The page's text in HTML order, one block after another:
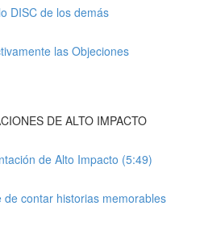
DISC de los demás
las Objeciones
DE ALTO IMPACTO
de Alto Impacto (5:49)
de contar historias memorables